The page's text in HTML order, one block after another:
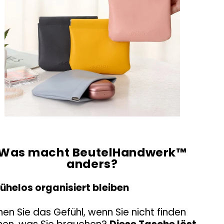
macht BeutelHandwerk™
anders?
organisiert bleiben
Sie das Gefühl, wenn Sie nicht finden